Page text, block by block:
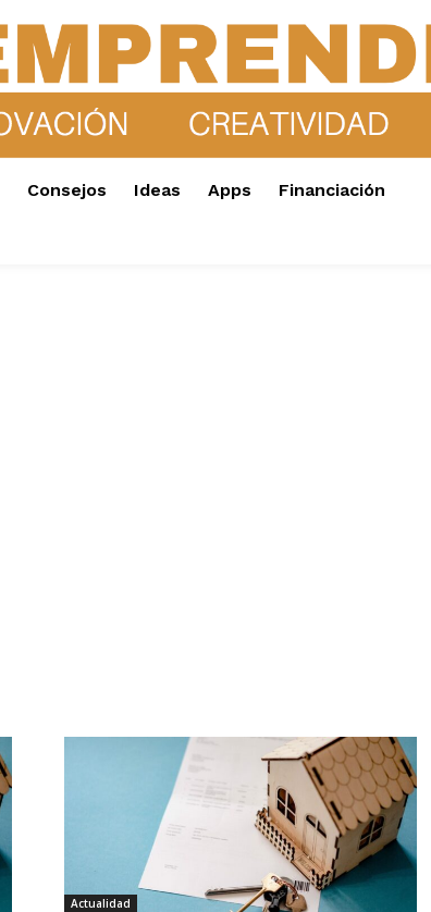
Consejos Ideas Apps Financiación
Actualidad